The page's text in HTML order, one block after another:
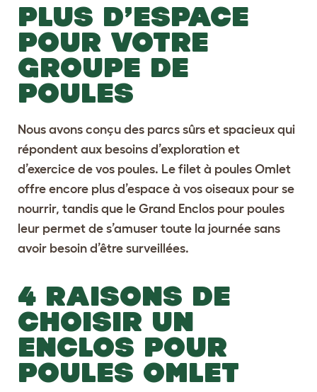
PLUS D’ESPACE
POUR VOTRE
GROUPE DE
POULES
Nous avons conçu des parcs sûrs et spacieux qui
répondent aux besoins d’exploration et
d’exercice de vos poules. Le filet à poules Omlet
offre encore plus d’espace à vos oiseaux pour se
nourrir, tandis que le Grand Enclos pour poules
leur permet de s’amuser toute la journée sans
avoir besoin d’être surveillées.
4 RAISONS DE
CHOISIR UN
ENCLOS POUR
POULES OMLET